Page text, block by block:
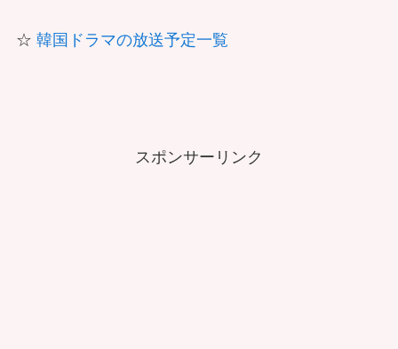
☆ 韓国ドラマの放送予定一覧
スポンサーリンク